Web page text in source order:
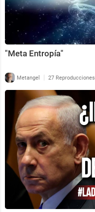
"Meta Entropía"
Metangel | 27 Reproducciones